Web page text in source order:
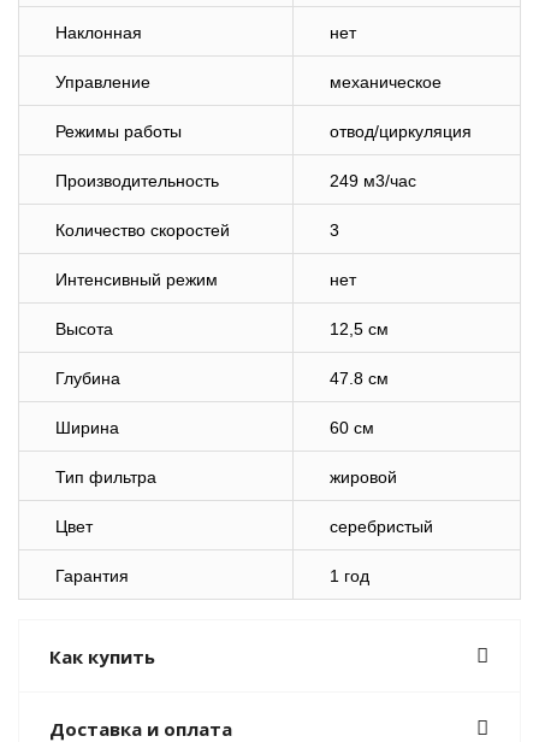
Наклонная нет
Управление механическое
Режимы работы отвод/циркуляция
Производительность 249 м3/час
Количество скоростей 3
Интенсивный режим нет
Высота 12,5 см
Глубина 47.8 см
Ширина 60 см
Тип фильтра жировой
Цвет серебристый
Гарантия 1 год
Как купить
Доставка и оплата